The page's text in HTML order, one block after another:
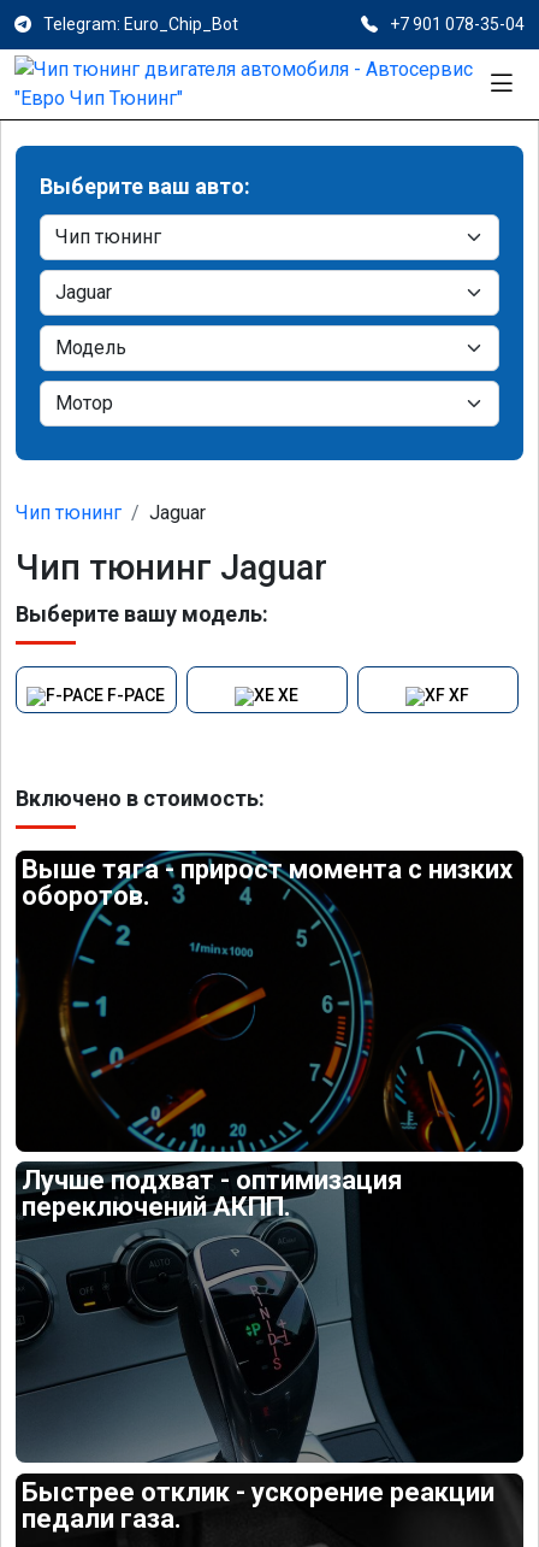
Telegram: Euro_Chip_Bot +7 901 078-35-04
Выберите ваш авто:
Чип тюнинг Jaguar
Чип тюнинг Jaguar
Выберите вашу модель:
F-PACE XE XF
Включено в стоимость:
Выше тяга - прирост момента с низких
оборотов.
Лучше подхват - оптимизация
переключений АКПП.
Быстрее отклик - ускорение реакции
педали газа.